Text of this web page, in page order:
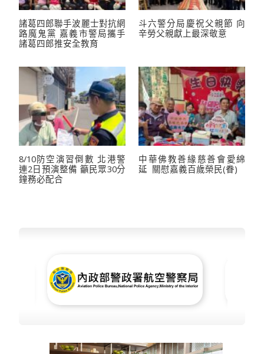
諸葛四郎聯手波麗士對抗網
路魔鬼黨 嘉義市警局攜手
諸葛四郎推安全教育
斗六警分局慶祝父親節 向
辛勞父親獻上最深敬意
8/10防空演習倒數 北港警
連2日預演整備 籲民眾30分
鐘務必配合
中華佛教善緣慈善會愛綿
延 關慰嘉義百歲榮民(眷)